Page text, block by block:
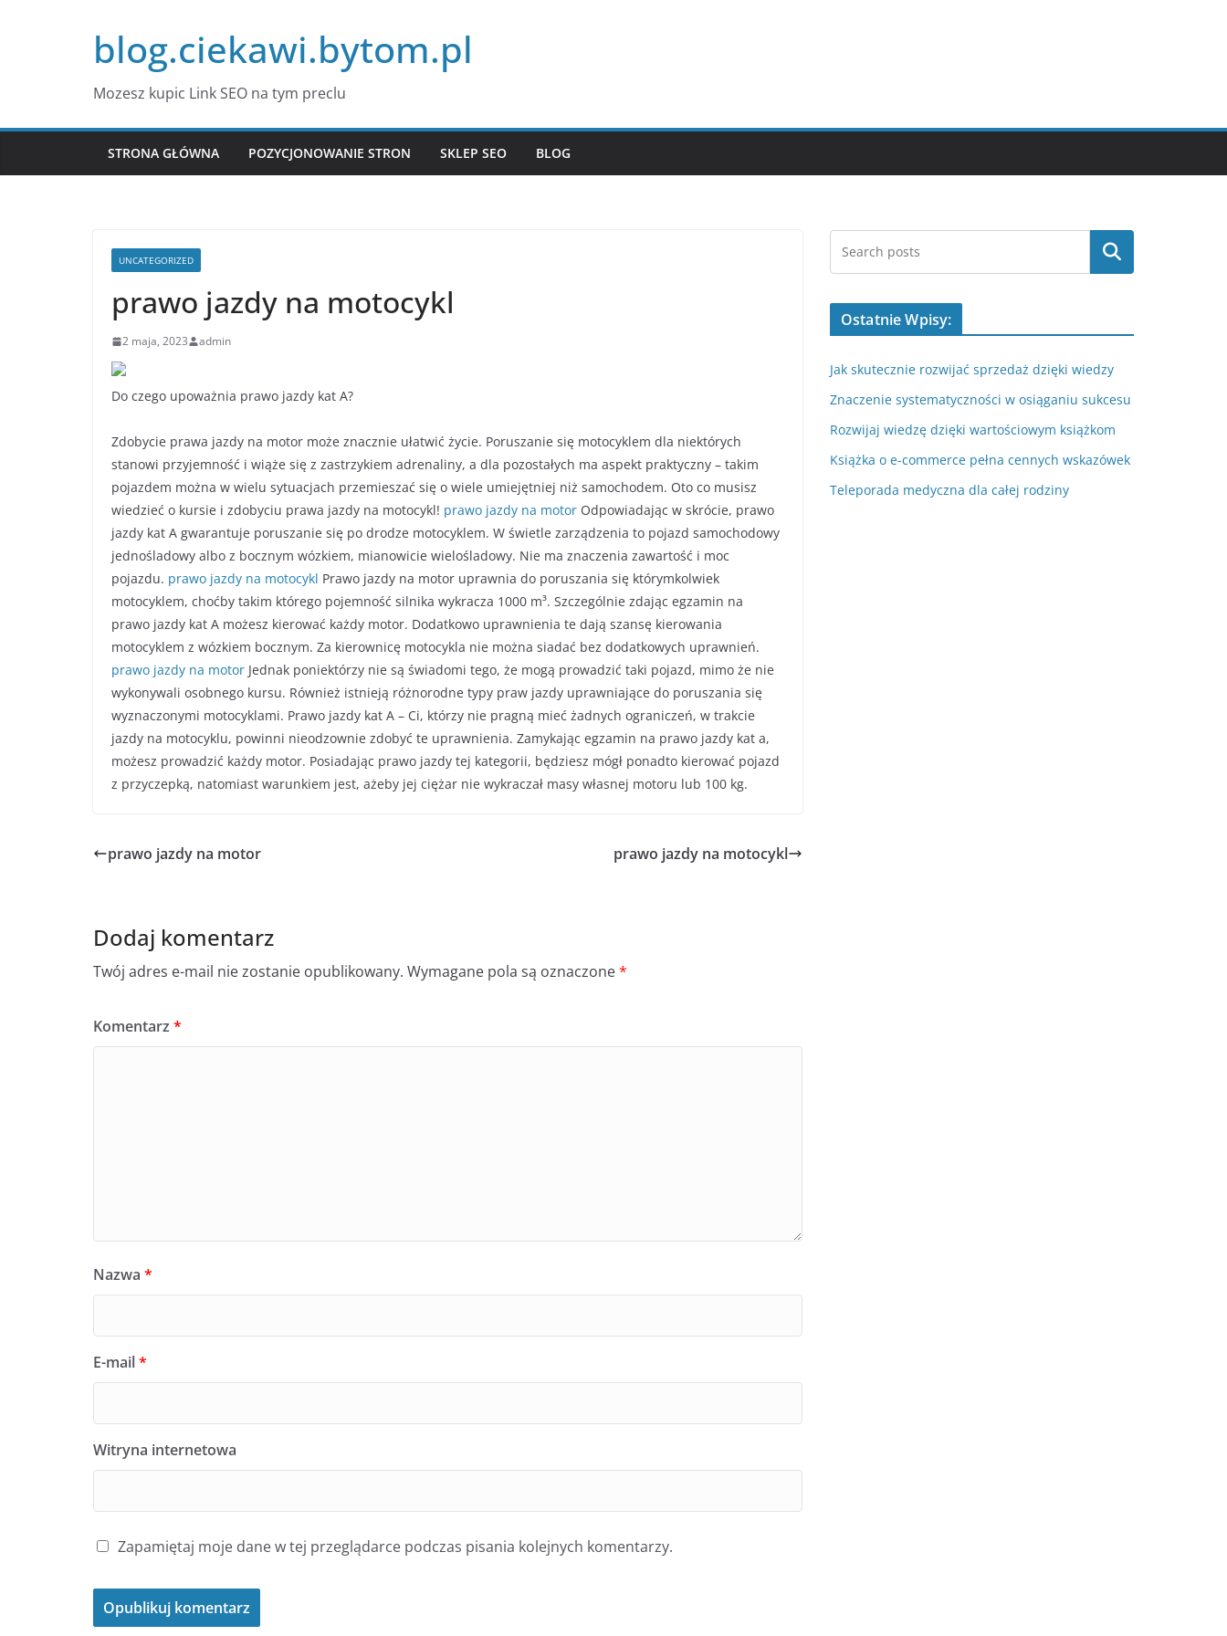
blog.ciekawi.bytom.pl
Mozesz kupic Link SEO na tym preclu
STRONA GŁÓWNA POZYCJONOWANIE STRON SKLEP SEO BLOG
UNCATEGORIZED
prawo jazdy na motocykl
2 maja, 2023 admin
Do czego upoważnia prawo jazdy kat A?
Zdobycie prawa jazdy na motor może znacznie ułatwić życie. Poruszanie się motocyklem dla niektórych
stanowi przyjemność i wiąże się z zastrzykiem adrenaliny, a dla pozostałych ma aspekt praktyczny – takim
pojazdem można w wielu sytuacjach przemieszać się o wiele umiejętniej niż samochodem. Oto co musisz
wiedzieć o kursie i zdobyciu prawa jazdy na motocykl! prawo jazdy na motor Odpowiadając w skrócie, prawo
jazdy kat A gwarantuje poruszanie się po drodze motocyklem. W świetle zarządzenia to pojazd samochodowy
jednośladowy albo z bocznym wózkiem, mianowicie wielośladowy. Nie ma znaczenia zawartość i moc
pojazdu. prawo jazdy na motocykl Prawo jazdy na motor uprawnia do poruszania się którymkolwiek
motocyklem, choćby takim którego pojemność silnika wykracza 1000 m³. Szczególnie zdając egzamin na
prawo jazdy kat A możesz kierować każdy motor. Dodatkowo uprawnienia te dają szansę kierowania
motocyklem z wózkiem bocznym. Za kierownicę motocykla nie można siadać bez dodatkowych uprawnień.
prawo jazdy na motor Jednak poniektórzy nie są świadomi tego, że mogą prowadzić taki pojazd, mimo że nie
wykonywali osobnego kursu. Również istnieją różnorodne typy praw jazdy uprawniające do poruszania się
wyznaczonymi motocyklami. Prawo jazdy kat A – Ci, którzy nie pragną mieć żadnych ograniczeń, w trakcie
jazdy na motocyklu, powinni nieodzownie zdobyć te uprawnienia. Zamykając egzamin na prawo jazdy kat a,
możesz prowadzić każdy motor. Posiadając prawo jazdy tej kategorii, będziesz mógł ponadto kierować pojazd
z przyczepką, natomiast warunkiem jest, ażeby jej ciężar nie wykraczał masy własnej motoru lub 100 kg.
prawo jazdy na motor prawo jazdy na motocykl
Dodaj komentarz
Twój adres e-mail nie zostanie opublikowany. Wymagane pola są oznaczone*
Komentarz *
Nazwa *
E-mail*
Witryna internetowa
Zapamiętaj moje dane w tej przeglądarce podczas pisania kolejnych komentarzy.
Szukaj
Ostatnie Wpisy:
Jak skutecznie rozwijać sprzedaż dzięki wiedzy
Znaczenie systematyczności w osiąganiu sukcesu
Rozwijaj wiedzę dzięki wartościowym książkom
Książka o e-commerce pełna cennych wskazówek
Teleporada medyczna dla całej rodziny